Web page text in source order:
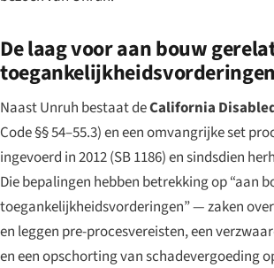
De laag voor aan bouw
toegankelijkheidsvorderingen
Naast Unruh bestaat deCalifornia
Code §§ 54–55.3) en een omvangrijke set
ingevoerd in 2012 (SB 1186) en sindsdien
Die bepalingen hebben betrekking op “aan
toegankelijkheidsvorderingen” — zaken
en leggen pre-procesvereisten, een
en een opschorting van schadevergoeding